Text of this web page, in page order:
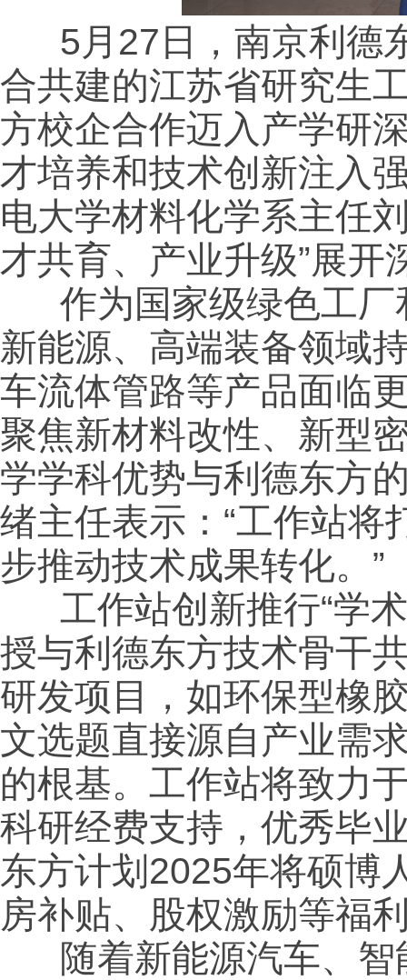
5月27日，南京利德
合共建的江苏省研究生
方校企合作迈入产学研
才培养和技术创新注入
电大学材料化学系主任
才共育、产业升级”展
作为国家级绿色工厂
新能源、高端装备领域
车流体管路等产品面临
聚焦新材料改性、新型
学学科优势与利德东方
绪主任表示：“工作站
步推动技术成果转化。”
工作站创新推行“学术
授与利德东方技术骨干
研发项目，如环保型橡
文选题直接源自产业需
的根基。工作站将致力
科研经费支持，优秀毕
东方计划2025年将硕博
房补贴、股权激励等福
随着新能源汽车、智